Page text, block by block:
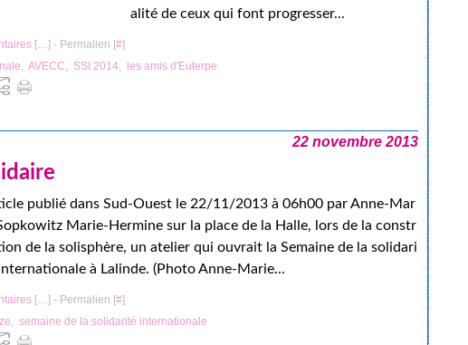
alité de ceux qui font progresser...
[…] - Permalien [#]
, AVECC, SSI 2014, les amis d'Euterpe
22 novembre 2013
publié dans Sud-Ouest le 22/11/2013 à 06h00 par Anne-Mar
Marie-Hermine sur la place de la Halle, lors de la constr
de la solisphère, un atelier qui ouvrait la Semaine de la solidari
à Lalinde. (Photo Anne-Marie...
[…] - Permalien [#]
, semaine de la solidarité internationale